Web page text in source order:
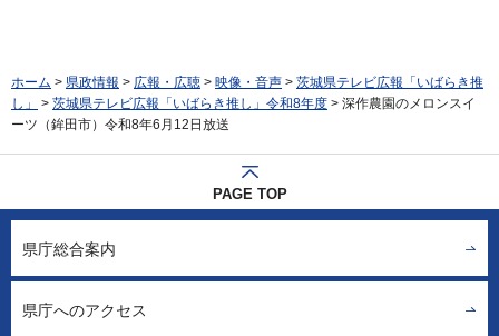
ホーム > 県政情報 > 広報・広聴 > 映像・音声 > 茨城県テレビ広報「いばらき推
し」
> 茨城県テレビ広報「いばらき推し」令和8年度 > 深作農園のメロンスイ
ーツ（鉾田市）令和8年6月12日放送
PAGE TOP
県庁総合案内
県庁へのアクセス